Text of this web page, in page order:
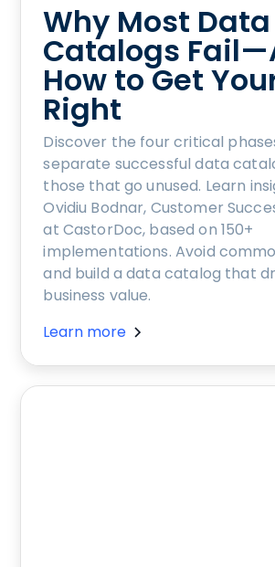
Why Most Data
Catalogs
How to Get
Right
Discover the four critical
separate successful data
those that go unused. Learn
Ovidiu Bodnar, Customer
at CastorDoc, based on 150+
implementations. Avoid
and build a data catalog that
business value.
Learn more